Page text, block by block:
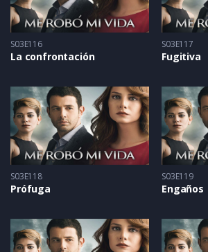
S03E116
La confrontación
S03E117
Fugitiva
S03E118
Prófuga
S03E119
Engaños